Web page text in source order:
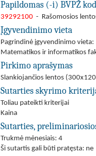
Papildomas (-i) BVPŽ
39292100 - Rašomosios
Įgyvendinimo vieta
Pagrindinė įgyvendinimo vieta:
Matematikos ir informatikos
Pirkimo aprašymas
Slankiojančios lentos
Sutarties skyrimo
Toliau pateikti kriterijai
Kaina
Sutarties,
Trukmė mėnesiais: 4
Ši sutartis gali būti pratęsta: ne